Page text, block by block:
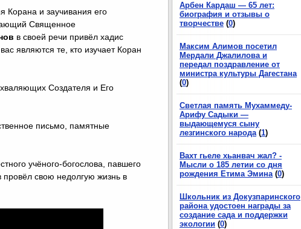
Арбен Кардаш — 65 лет:
биография и отзывы о
творчестве (0)
Максим Алимов посетил
Мердали Джалилова и
передал поздравление от
министра культуры Дагестана
(0)
Светлая память Мухаммеду-
Арифу Садыки —
выдающемуся сыну
лезгинского народа (1)
Вахт гьеле хьанвач жал? -
Мысли о 185 летии со дня
рождения Етима Эмина (0)
Школьник из Докузпаринского
района удостоен награды за
создание сада и поддержки
экологии (0)
Корана и заучивания его
Священное
в своей речи привёл хадис
Создателя и Его
письмо, памятные
учёного-богослова, павшего
провёл свою недолгую жизнь в